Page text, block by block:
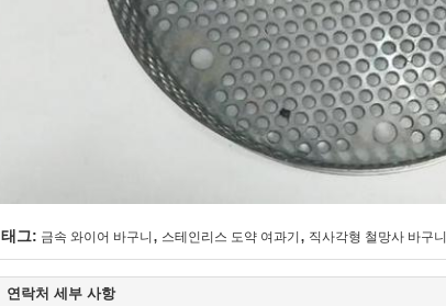
태그: 금속 와이어 바구니 , 스테인리스 도약 여과기 , 직사각형 철망사 바구니
연락처 세부 사항